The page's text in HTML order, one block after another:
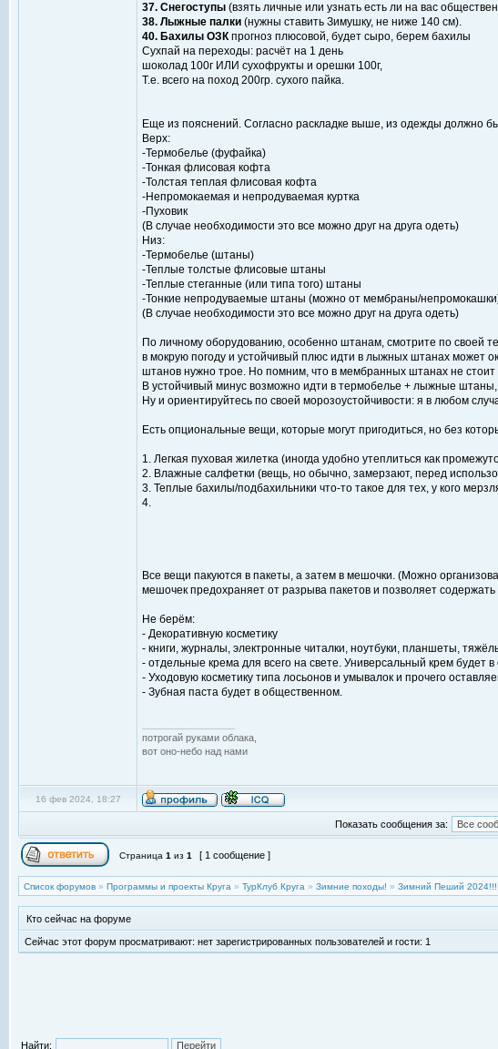
37. Снегоступы (взять личные или узнать есть ли на вас
38. Лыжные палки (нужны ставить Зимушку, не ниже 140 см).
40. Бахилы ОЗКпрогноз плюсовой, будет сыро, берем бахилы
Сухпай на переходы: расчёт на 1 день
шоколад 100г ИЛИ сухофрукты и орешки 100г,
Т.е. всего на поход 200гр. сухого пайка.
Еще из пояснений. Согласно раскладке выше, из одежды должно
Верх:
-Термобелье (фуфайка)
-Тонкая флисовая кофта
-Толстая теплая флисовая кофта
-Непромокаемая и непродуваемая куртка
-Пуховик
(В случае необходимости это все можно друг на друга одеть)
Низ:
-Термобелье (штаны)
-Теплые толстые флисовые штаны
-Теплые стеганные (или типа того) штаны
-Тонкие непродуваемые штаны (можно от мембраны/
(В случае необходимости это все можно друг на друга одеть)
По личному оборудованию, особенно штанам, смотрите по своей
в мокрую погоду и устойчивый плюс идти в лыжных штанах может
штанов нужно трое. Но помним, что в мембранных штанах не стоит
В устойчивый минус возможно идти в термобелье + лыжные
Ну и ориентируйтесь по своей морозоустойчивости: я в любом
Есть опциональные вещи, которые могут пригодиться, но без
1. Легкая пуховая жилетка (иногда удобно утеплиться как
2. Влажные салфетки (вещь, но обычно, замерзают, перед
3. Теплые бахилы/подбахильники что-то такое для тех, у кого
4.
Все вещи пакуются в пакеты, а затем в мешочки. (Можно
мешочек предохраняет от разрыва пакетов и позволяет
Не берём:
- Декоративную косметику
- книги, журналы, электронные читалки, ноутбуки, планшеты,
- отдельные крема для всего на свете. Универсальный крем будет
- Уходовую косметику типа лосьонов и умывалок и прочего
- Зубная паста будет в общественном.
потрогай руками облака,
вот оно-небо над нами
16 фев 2024, 18:27
Показать сообщения за:
Страница 1 из 1 [ 1 сообщение ]
Список форумов » Программы и проекты Круга » ТурКлуб Круга » Зимние походы! » Зимний Пеший 2024!!!
Кто сейчас на форуме
Сейчас этот форум просматривают: нет зарегистрированных пользователей и гости: 1
Найти: